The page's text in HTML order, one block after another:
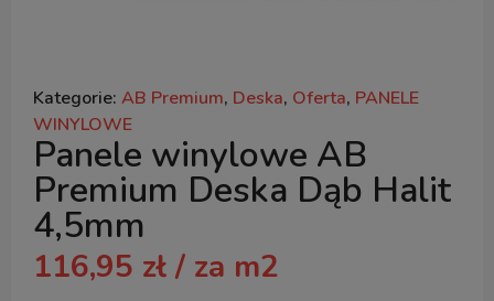
Kategorie: AB Premium, Deska, Oferta, PANELE
WINYLOWE
Panele winylowe AB
Premium Deska Dąb Halit
4,5mm
116,95 zł / za m2